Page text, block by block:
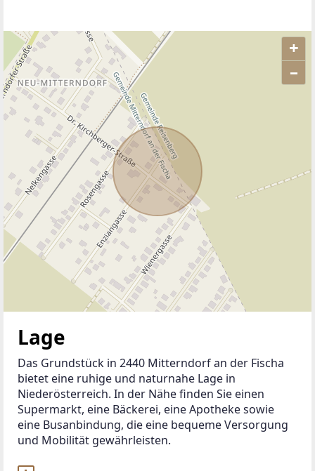
+
–
ANBIETER KONTAKTIEREN
Lage
Das Grundstück in 2440 Mitterndorf an der Fischa
bietet eine ruhige und naturnahe Lage in
Niederösterreich. In der Nähe finden Sie einen
Supermarkt, eine Bäckerei, eine Apotheke sowie
eine Busanbindung, die eine bequeme Versorgung
und Mobilität gewährleisten.